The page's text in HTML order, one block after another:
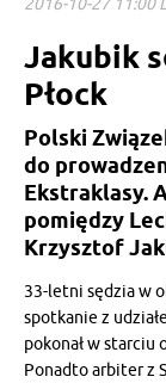
Jakubik
Płock
Polski
do
Ekstraklasy.
pomiędzy
Krzysztof
33-letni sędzia w
spotkanie z
pokonał w starciu
Ponadto arbiter z